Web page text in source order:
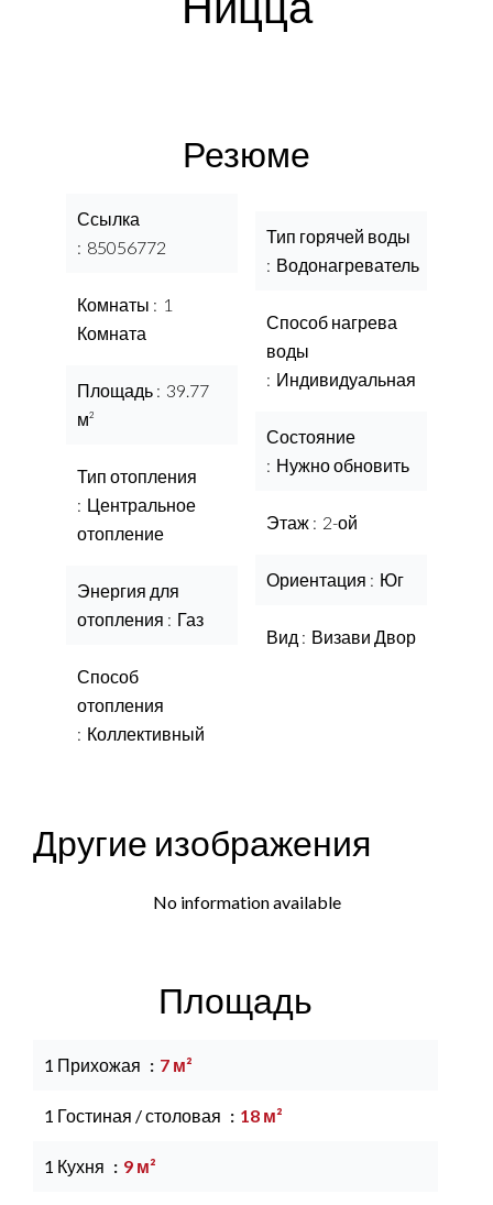
Резюме
Ссылка
85056772
Комнаты
1
Комната
Площадь
39.77
м²
Тип отопления
Центральное
отопление
Энергия для
отопления
Газ
Способ
отопления
Коллективный
Тип горячей воды
Водонагреватель
Способ нагрева
воды
Индивидуальная
Состояние
Нужно обновить
Этаж 2-ой
Ориентация Юг
Вид Визави Двор
Другие изображения
No information available
Площадь
1 Прихожая 7 м²
1 Гостиная / столовая 18 м²
1 Кухня 9 м²